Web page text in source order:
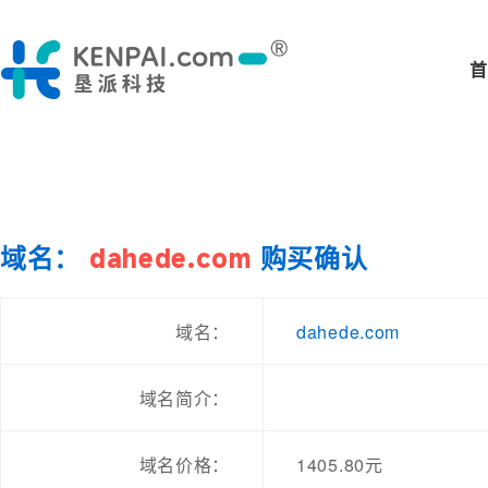
域名： dahede.com 购买确认
域名： dahede.com
域名简介：
域名价格： 1405.80元